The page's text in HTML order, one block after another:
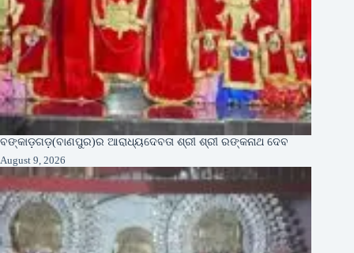
ବଙ୍କାଡ଼ଗଡ଼(ବାଣପୁର)ର ଆରାଧ୍ୟଦେବତା ଶ୍ରୀ ଶ୍ରୀ ରଙ୍କନାଥ ଦେବ
August 9, 2026